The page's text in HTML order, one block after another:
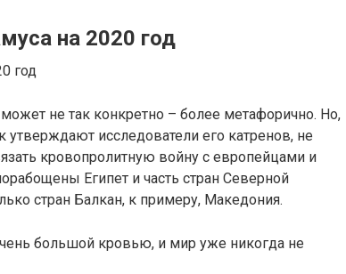
на 2020 год
не так конкретно – более метафорично. Но,
исследователи его катренов, не
кровопролитную войну с европейцами и
Египет и часть стран Северной
стран Балкан, к примеру, Македония.
большой кровью, и мир уже никогда не